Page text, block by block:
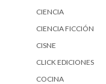
CIENCIA
CIENCIA FICCIÓN
CISNE
CLICK EDICIONES
COCINA